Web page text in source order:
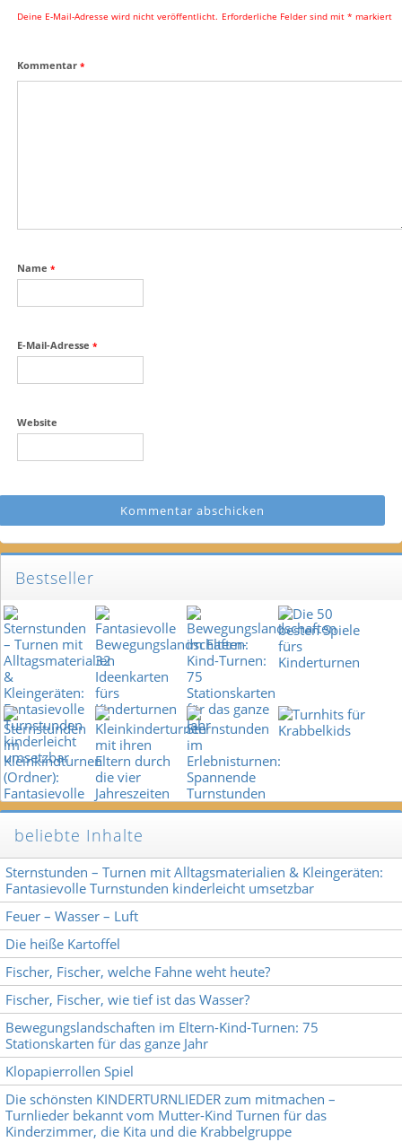
Deine E-Mail-Adresse wird nicht veröffentlicht. Erforderliche Felder sind mit * markiert
Kommentar *
Name *
E-Mail-Adresse *
Website
Bestseller
beliebte Inhalte
Sternstunden – Turnen mit Alltagsmaterialien & Kleingeräten:
Fantasievolle Turnstunden kinderleicht umsetzbar
Feuer – Wasser – Luft
Die heiße Kartoffel
Fischer, Fischer, welche Fahne weht heute?
Fischer, Fischer, wie tief ist das Wasser?
Bewegungslandschaften im Eltern-Kind-Turnen: 75
Stationskarten für das ganze Jahr
Klopapierrollen Spiel
Die schönsten KINDERTURNLIEDER zum mitmachen –
Turnlieder bekannt vom Mutter-Kind Turnen für das
Kinderzimmer, die Kita und die Krabbelgruppe